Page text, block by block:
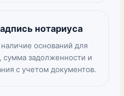
нотариуса
оснований для
сумма задолженности и
с учетом документов.